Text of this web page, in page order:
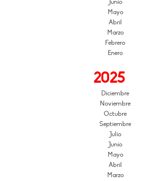
Junio
Mayo
Abril
Marzo
Febrero
Enero
2025
Diciembre
Noviembre
Octubre
Septiembre
Julio
Junio
Mayo
Abril
Marzo